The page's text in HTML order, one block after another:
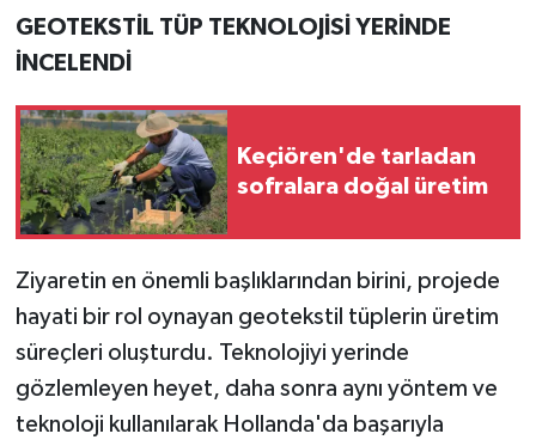
GEOTEKSTİL TÜP TEKNOLOJİSİ YERİNDE
İNCELENDİ
Keçiören'de tarladan
sofralara doğal üretim
Ziyaretin en önemli başlıklarından birini, projede
hayati bir rol oynayan geotekstil tüplerin üretim
süreçleri oluşturdu. Teknolojiyi yerinde
gözlemleyen heyet, daha sonra aynı yöntem ve
teknoloji kullanılarak Hollanda'da başarıyla